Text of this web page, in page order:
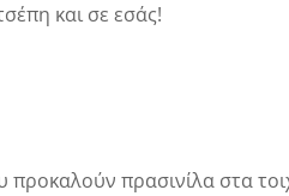
και σε εσάς!
προκαλούν πρασινίλα στα